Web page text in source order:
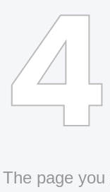
The page you